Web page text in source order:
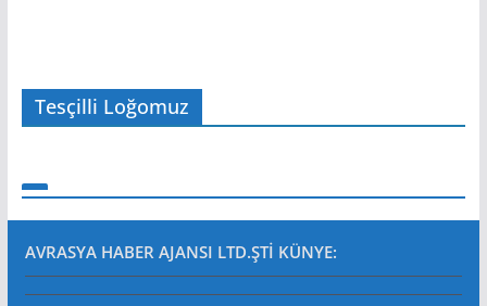
Tesçilli Loğomuz
AVRASYA HABER AJANSI LTD.ŞTİ KÜNYE: